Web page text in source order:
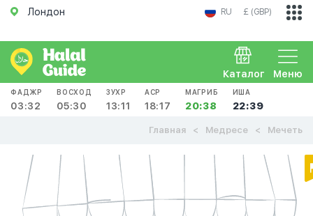
Лондон RU £ (GBP)
Меню
Каталог
ФАДЖР
03:32
ВОСХОД
05:30
ЗУХР
13:11
АСР
18:17
МАГРИБ
20:38
ИША
22:39
Главная Медресе Мечеть